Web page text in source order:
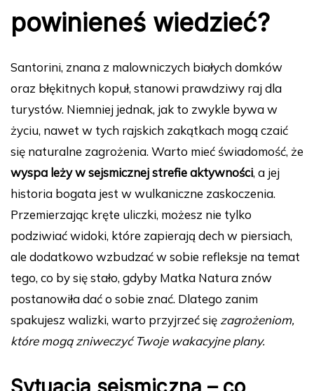
powinieneś wiedzieć?
Santorini, znana z malowniczych białych domków
oraz błękitnych kopuł, stanowi prawdziwy raj dla
turystów. Niemniej jednak, jak to zwykle bywa w
życiu, nawet w tych rajskich zakątkach mogą czaić
się naturalne zagrożenia. Warto mieć świadomość, że
wyspa leży w sejsmicznej strefie aktywności, a jej
historia bogata jest w wulkaniczne zaskoczenia.
Przemierzając kręte uliczki, możesz nie tylko
podziwiać widoki, które zapierają dech w piersiach,
ale dodatkowo wzbudzać w sobie refleksje na temat
tego, co by się stało, gdyby Matka Natura znów
postanowiła dać o sobie znać. Dlatego zanim
spakujesz walizki, warto przyjrzeć się zagrożeniom,
które mogą zniweczyć Twoje wakacyjne plany.